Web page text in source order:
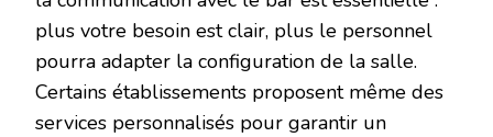
plus votre besoin est clair, plus le personnel
pourra adapter la configuration de la salle.
Certains établissements proposent même des
services personnalisés pour garantir un